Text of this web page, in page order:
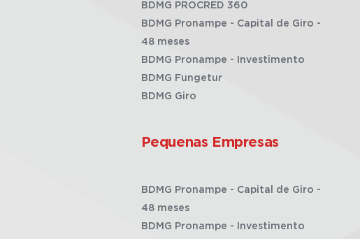
BDMG PROCRED 360
BDMG Pronampe - Capital de Giro -
48 meses
BDMG Pronampe - Investimento
BDMG Fungetur
BDMG Giro
Pequenas Empresas
BDMG Pronampe - Capital de Giro -
48 meses
BDMG Pronampe - Investimento